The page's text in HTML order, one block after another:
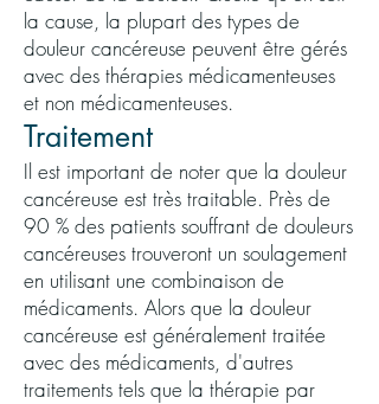
la cause, la plupart des types de
douleur cancéreuse peuvent être gérés
avec des thérapies médicamenteuses
et non médicamenteuses.
Traitement
Il est important de noter que la douleur
cancéreuse est très traitable. Près de
90 % des patients souffrant de douleurs
cancéreuses trouveront un soulagement
en utilisant une combinaison de
médicaments. Alors que la douleur
cancéreuse est généralement traitée
avec des médicaments, d'autres
traitements tels que la thérapie par